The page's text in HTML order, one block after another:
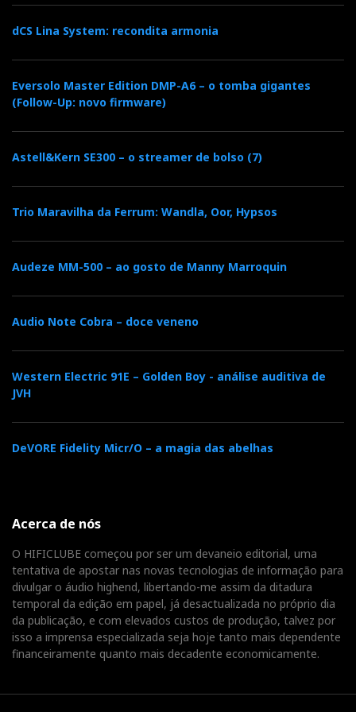
composto pelos três itens obrigatórios: apresentação,
descrição e audição, e acabe sempre enredado nas
auditivo, intitulada 'Blicke mir nicht in die Lieder', que
numa tradução livre significa algo como: “Não
queiras ver-me nas canções que eu escrevo”, Mahler
avisa o ouvinte que não deve ser demasiado curioso
sobre o processo de criação do poeta: o que conta é o
resultado final, e não como foi conseguido….
Os Yba Design são a versão feminina dos Passion:
on écoute aussi avec les yeux…
têm verdadeira classe europeia - a transparência da
E um abraço audiófilo para o João Zeferino por me ter
deixado a papinha toda feita…
Yba Design YC201: € 1 .150
dCS Lina System: recondita armonia
Eversolo Master Edition DMP-A6 – o tomba gigantes
(Follow-Up: novo firmware)
Astell&Kern SE300 – o streamer de bolso (7)
Trio Maravilha da Ferrum: Wandla, Oor, Hypsos
Audeze MM-500 – ao gosto de Manny Marroquin
Audio Note Cobra – doce veneno
Western Electric 91E – Golden Boy - análise auditiva de
JVH
DeVORE Fidelity Micr/O – a magia das abelhas
Acerca de nós
O HIFICLUBE começou por ser um devaneio editorial, uma
tentativa de apostar nas novas tecnologias de informação para
divulgar o áudio highend, libertando-me assim da ditadura
temporal da edição em papel, já desactualizada no próprio dia
da publicação, e com elevados custos de produção, talvez por
isso a imprensa especializada seja hoje tanto mais dependente
financeiramente quanto mais decadente economicamente.